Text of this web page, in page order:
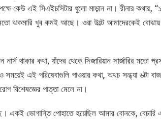
কেউ এই সিএইচসিটার ধুলো মাড়ান না। রীনার কথায়,
ঝকমারি খুব কমই আছে। ওরা উল্টে আমাদেরকেই
থাকার কথা, যাঁদের থেকে সিজারিয়ান সার্জারির মতো
এই পরিষেবাগুলি পাওয়ার কথা, অথচ সন্ধ্যা ৬টা
বিশেষজ্ঞের পাত্তা মেলে না।
একই ভোগান্তি পোহাতে হয়েছিল আমার বোনকে, বেচারি